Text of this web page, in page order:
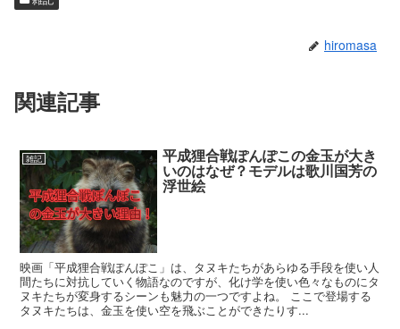
hiromasa
関連記事
雑記 平成狸合戦ぽんぽこの金玉が大き
いのはなぜ？モデルは歌川国芳の
浮世絵
映画「平成狸合戦ぽんぽこ」は、タヌキたちがあらゆる手段を使い人
間たちに対抗していく物語なのですが、化け学を使い色々なものにタ
ヌキたちが変身するシーンも魅力の一つですよね。 ここで登場する
タヌキたちは、金玉を使い空を飛ぶことができたりす...